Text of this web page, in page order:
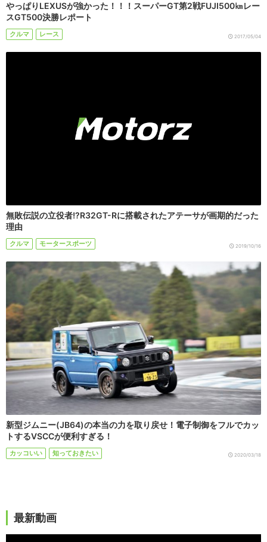
やっぱりLEXUSが強かった！！！スーパーGT第2戦FUJI500㎞レー
スGT500決勝レポート
クルマ レース 2017/05/04
無敗伝説の立役者!?R32GT-Rに搭載されたアテーサが画期的だった
理由
クルマ モータースポーツ 2019/10/16
新型ジムニー(JB64)の本当の力を取り戻せ！電子制御をフルでカッ
トするVSCCが便利すぎる！
カッコいい 知っておきたい 2020/03/18
最新動画